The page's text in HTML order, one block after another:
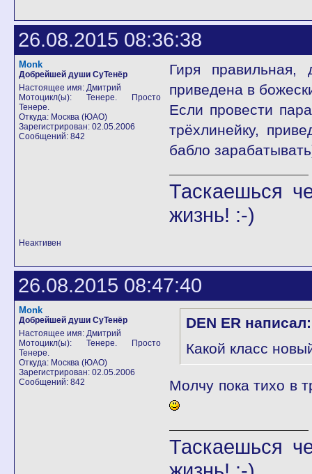
26.08.2015 08:36:38
Monk
Добрейшей души СуТенёр
Настоящее имя: Дмитрий
Мотоцикл(ы): Тенере. Просто
Тенере.
Откуда: Москва (ЮАО)
Зарегистрирован: 02.05.2006
Сообщений: 842
Гиря правильная,
приведена в
Если провести
трёхлинейку,
бабло
Таскаешься
жизнь! :-)
Неактивен
26.08.2015 08:47:40
Monk
Добрейшей души СуТенёр
Настоящее имя: Дмитрий
Мотоцикл(ы): Тенере. Просто
Тенере.
Откуда: Москва (ЮАО)
Зарегистрирован: 02.05.2006
Сообщений: 842
DEN ER написал:
Какой класс
Молчу пока тихо в
Таскаешься